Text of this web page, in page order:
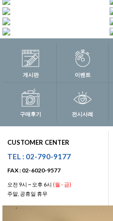
게시판 이벤트
구매후기 전시사례
CUSTOMER CENTER
TEL : 02-790-9177
FAX : 02-6020-9577
오전 9시 ~ 오후 6시 (월 - 금)
주말, 공휴일 휴무